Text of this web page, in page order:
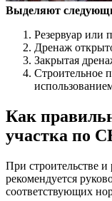
Выделяют
Резервуар или
Дренаж
Закрытая
Строительное
Как
участка по
При строительстве и
рекомендуется
соответствующих